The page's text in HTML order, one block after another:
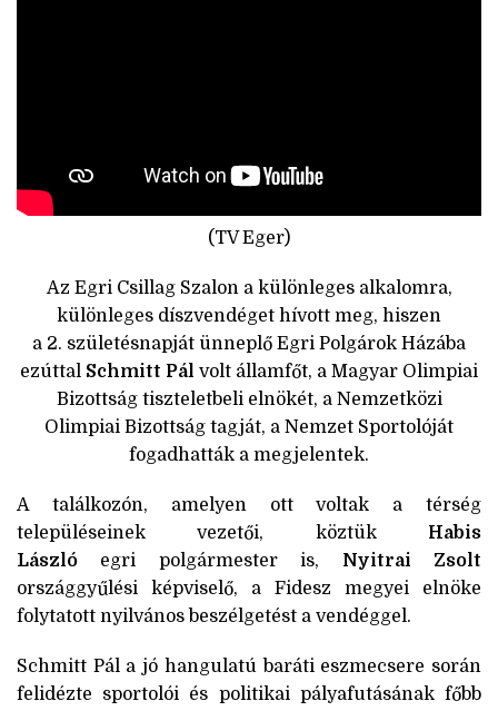
(TV Eger)
Az Egri Csillag Szalon a különleges alkalomra,
különleges díszvendéget hívott meg, hiszen
a 2. születésnapját ünneplő Egri Polgárok Házába
ezúttal Schmitt Pál volt államfőt, a Magyar Olimpiai
Bizottság tiszteletbeli elnökét, a Nemzetközi
Olimpiai Bizottság tagját, a Nemzet Sportolóját
fogadhatták a megjelentek.
A találkozón, amelyen ott voltak a térség
településeinek vezetői, köztük Habis
László egri polgármester is, Nyitrai Zsolt
országgyűlési képviselő, a Fidesz megyei elnöke
folytatott nyilvános beszélgetést a vendéggel.
Schmitt Pál a jó hangulatú baráti eszmecsere során
felidézte sportolói és politikai pályafutásának főbb